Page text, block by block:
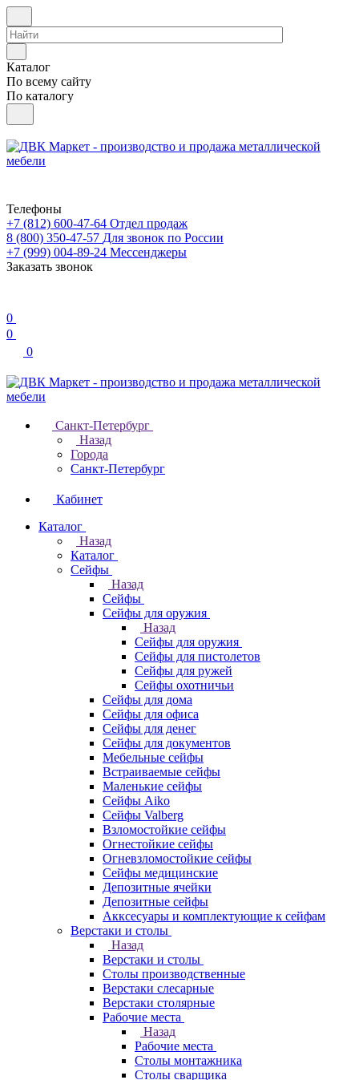
Каталог
По всему сайту
По каталогу
Телефоны
+7 (812) 600-47-64 Отдел продаж
8 (800) 350-47-57 Для звонок по России
+7 (999) 004-89-24 Мессенджеры
Заказать звонок
0
0
0
Санкт-Петербург
Назад
Города
Санкт-Петербург
Кабинет
Каталог
Назад
Каталог
Cейфы
Назад
Cейфы
Cейфы для оружия
Назад
Cейфы для оружия
Сейфы для пистолетов
Сейфы для ружей
Сейфы охотничьи
Cейфы для дома
Cейфы для офиса
Сейфы для денег
Сейфы для документов
Мебельные сейфы
Встраиваемые сейфы
Маленькие сейфы
Сейфы Aiko
Сейфы Valberg
Взломостойкие сейфы
Огнестойкие сейфы
Огневзломостойкие сейфы
Сейфы медицинские
Депозитные ячейки
Депозитные сейфы
Акксесуары и комплектующие к сейфам
Верстаки и столы
Назад
Верстаки и столы
Столы производственные
Верстаки слесарные
Верстаки столярные
Рабочие места
Назад
Рабочие места
Столы монтажника
Столы сварщика